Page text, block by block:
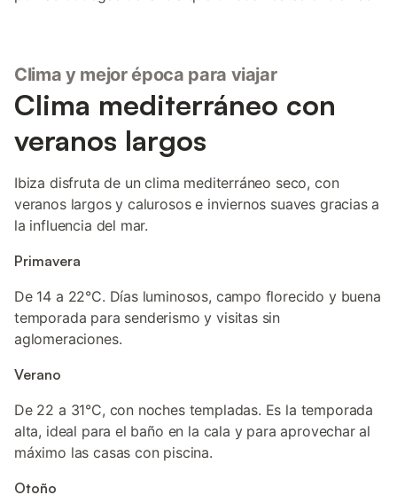
Clima y mejor época para viajar
Clima mediterráneo con
veranos largos
Ibiza disfruta de un clima mediterráneo seco, con
veranos largos y calurosos e inviernos suaves gracias a
la influencia del mar.
Primavera
De 14 a 22°C. Días luminosos, campo florecido y buena
temporada para senderismo y visitas sin
aglomeraciones.
Verano
De 22 a 31°C, con noches templadas. Es la temporada
alta, ideal para el baño en la cala y para aprovechar al
máximo las casas con piscina.
Otoño